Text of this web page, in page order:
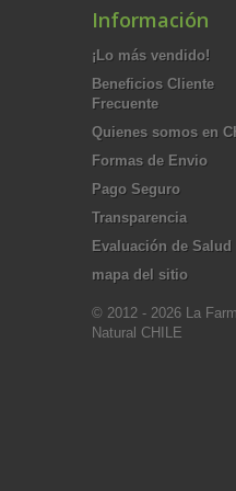
Información
¡Lo más vendido!
Beneficios Cliente
Frecuente
Quienes somos en
Formas de Envio
Pago Seguro
Transparencia
Evaluación de Salud
mapa del sitio
© 2012 - 2026 La
Natural CHILE